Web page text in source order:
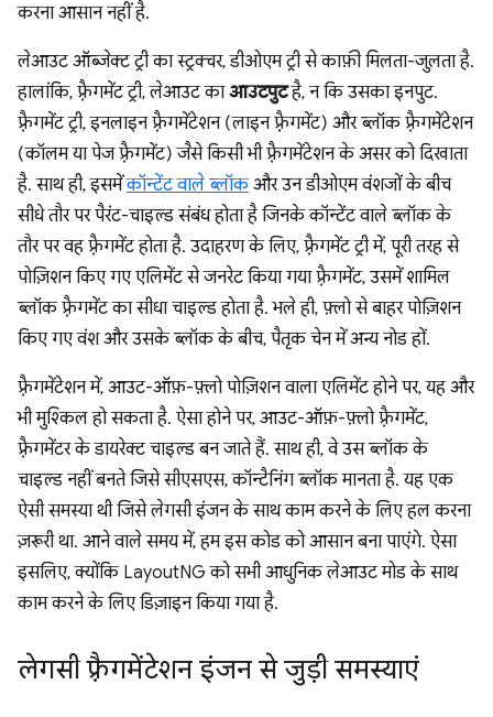
करना आसान नहीं है.
लेआउट ऑब्जेक्ट ट्री का स्ट्रक्चर, डीओएम ट्री से काफ़ी मिलता-जुलता है.
हालांकि, फ़्रैगमेंट ट्री, लेआउट काआउटपुटहै, न कि उसका इनपुट.
फ़्रैगमेंट ट्री, इनलाइन फ़्रैगमेंटेशन (लाइन फ़्रैगमेंट) और ब्लॉक फ़्रैगमेंटेशन
(कॉलम या पेज फ़्रैगमेंट) जैसे किसी भी फ़्रैगमेंटेशन के असर को दिखाता
है. साथ ही, इसमेंकॉन्टेंट वाले ब्लॉकऔर उन डीओएम वंशजों के बीच
सीधे तौर पर पैरंट-चाइल्ड संबंध होता है जिनके कॉन्टेंट वाले ब्लॉक के
तौर पर वह फ़्रैगमेंट होता है. उदाहरण के लिए, फ़्रैगमेंट ट्री में, पूरी तरह से
पोज़िशन किए गए एलिमेंट से जनरेट किया गया फ़्रैगमेंट, उसमें शामिल
ब्लॉक फ़्रैगमेंट का सीधा चाइल्ड होता है. भले ही, फ़्लो से बाहर पोज़िशन
किए गए वंश और उसके ब्लॉक के बीच, पैतृक चेन में अन्य नोड हों.
फ़्रैगमेंटेशन में, आउट-ऑफ़-फ़्लो पोज़िशन वाला एलिमेंट होने पर, यह और
भी मुश्किल हो सकता है. ऐसा होने पर, आउट-ऑफ़-फ़्लो फ़्रैगमेंट,
फ़्रैगमेंटर के डायरेक्ट चाइल्ड बन जाते हैं. साथ ही, वे उस ब्लॉक के
चाइल्ड नहीं बनते जिसे सीएसएस, कॉन्टैनिंग ब्लॉक मानता है. यह एक
ऐसी समस्या थी जिसे लेगसी इंजन के साथ काम करने के लिए हल करना
ज़रूरी था. आने वाले समय में, हम इस कोड को आसान बना पाएंगे. ऐसा
इसलिए, क्योंकि LayoutNG को सभी आधुनिक लेआउट मोड के साथ
काम करने के लिए डिज़ाइन किया गया है.
लेगसी फ़्रैगमेंटेशन इंजन से जुड़ी समस्याएं